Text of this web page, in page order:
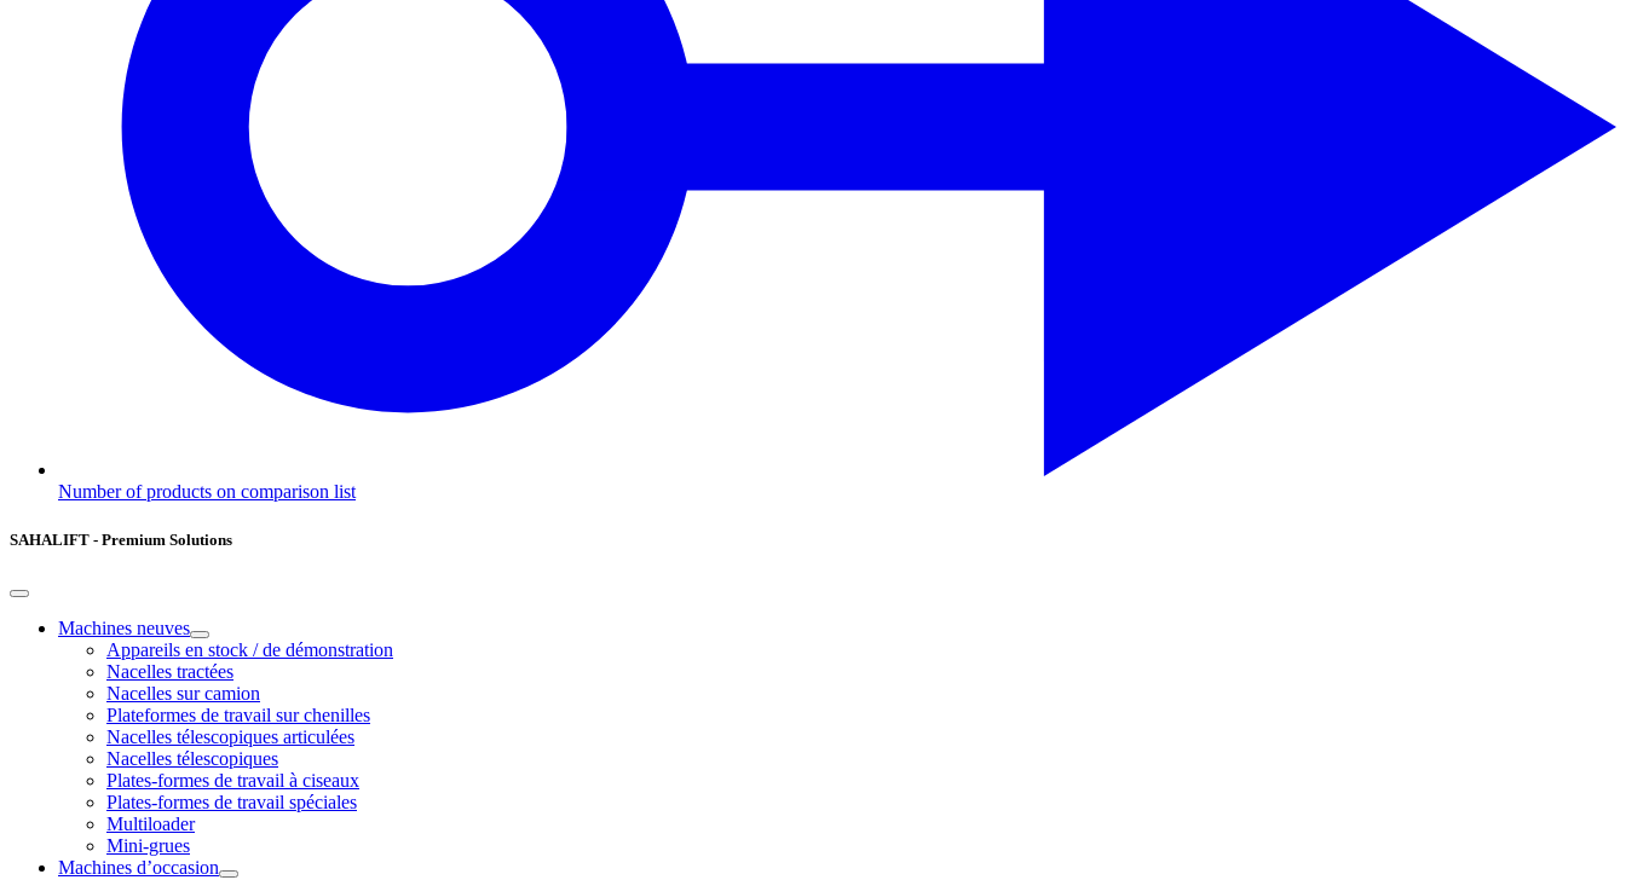
Number of products on comparison list
SAHALIFT - Premium Solutions
Machines neuves
Appareils en stock / de démonstration
Nacelles tractées
Nacelles sur camion
Plateformes de travail sur chenilles
Nacelles télescopiques articulées
Nacelles télescopiques
Plates-formes de travail à ciseaux
Plates-formes de travail spéciales
Multiloader
Mini-grues
Machines d’occasion